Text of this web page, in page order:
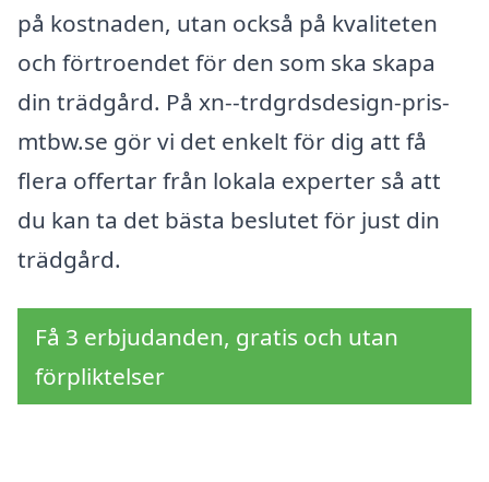
på kostnaden, utan också på kvaliteten
och förtroendet för den som ska skapa
din trädgård. På xn--trdgrdsdesign-pris-
mtbw.se gör vi det enkelt för dig att få
flera offertar från lokala experter så att
du kan ta det bästa beslutet för just din
trädgård.
Få 3 erbjudanden, gratis och utan
förpliktelser